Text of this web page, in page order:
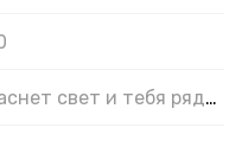
свет и тебя рядом нет